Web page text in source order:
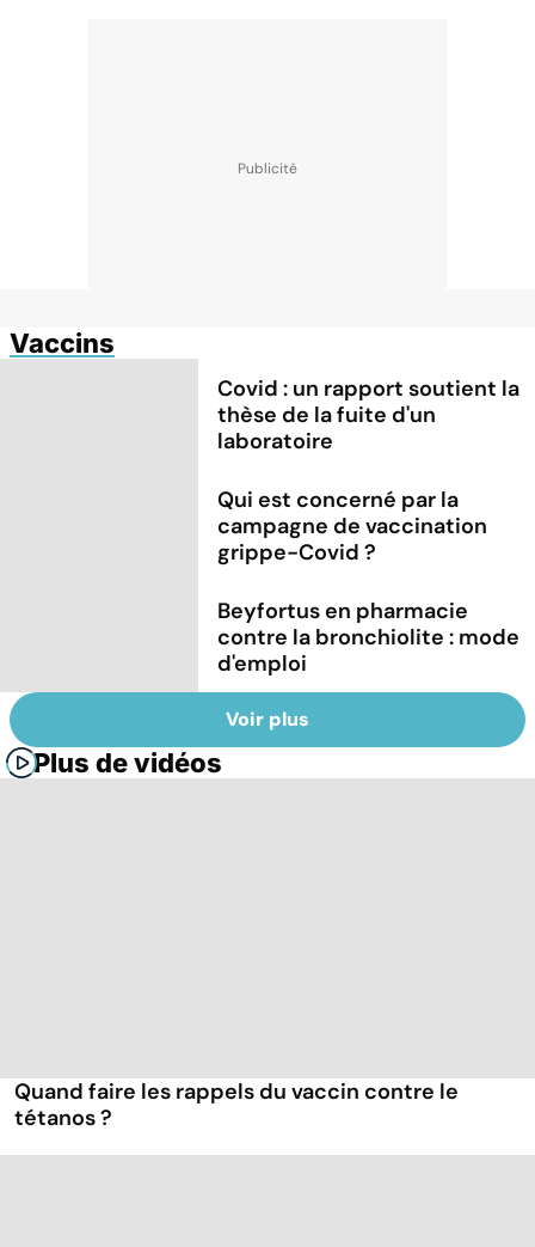
Vaccins
Covid : un rapport soutient la
thèse de la fuite d'un
laboratoire
Qui est concerné par la
campagne de vaccination
grippe-Covid ?
Beyfortus en pharmacie
contre la bronchiolite : mode
d'emploi
Voir plus
Plus de vidéos
Quand faire les rappels du vaccin contre le
tétanos ?